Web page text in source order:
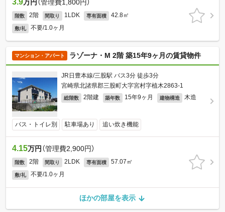
3.9万円 （管理費1,800円）
階数 2階 間取り 1LDK 専有面積 42.8㎡
敷/礼 不要/1.0ヶ月
マンション・アパート ラゾーナ・M 2階 築15年9ヶ月の賃貸物件
JR日豊本線/三股駅 バス3分 徒歩3分
宮崎県北諸県郡三股町大字宮村字植木2863-1
総階数 2階建 築年数 15年9ヶ月 建物構造 木造
バス・トイレ別 駐車場あり 追い炊き機能
4.15万円 （管理費2,900円）
階数 2階 間取り 2LDK 専有面積 57.07㎡
敷/礼 不要/1.0ヶ月
ほかの部屋を表示